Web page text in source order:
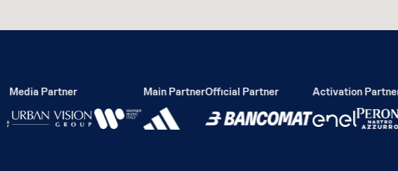
Media Partner Main PartnerOfficial Partner Activation Partner